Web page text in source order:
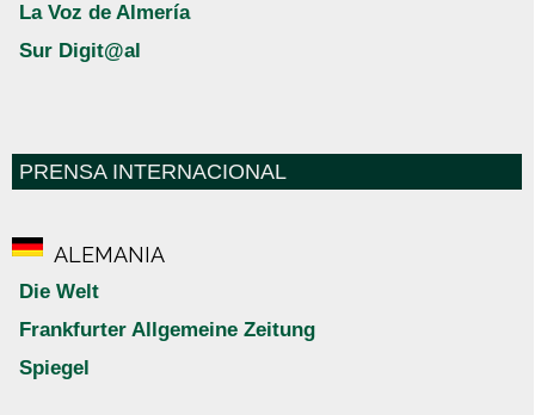
La Voz de Almería
Sur Digit@al
PRENSA INTERNACIONAL
ALEMANIA
Die Welt
Frankfurter Allgemeine Zeitung
Spiegel